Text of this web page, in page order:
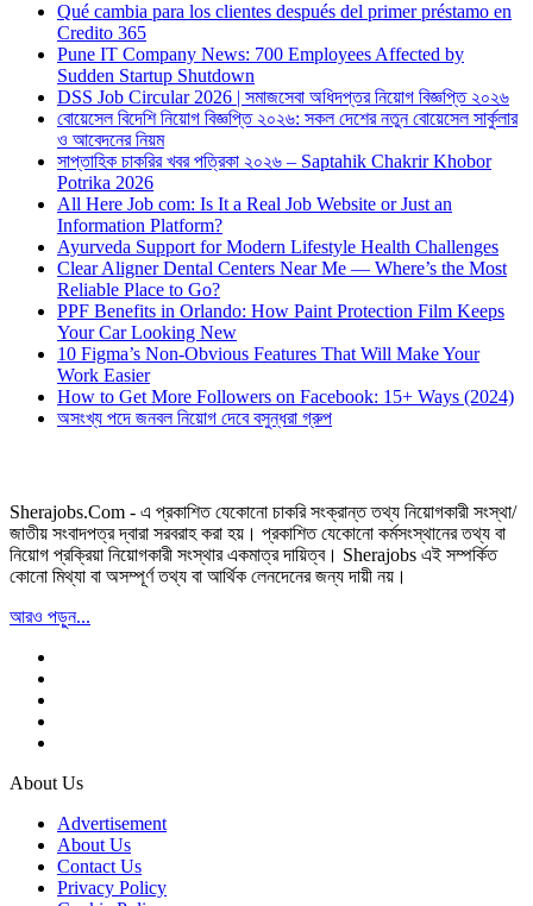
Qué cambia para los clientes después del primer préstamo en
Credito 365
Pune IT Company News: 700 Employees Affected by
Sudden Startup Shutdown
DSS Job Circular 2026 | সমাজসেবা অধিদপ্তর নিয়োগ বিজ্ঞপ্তি ২০২৬
বোয়েসেল বিদেশি নিয়োগ বিজ্ঞপ্তি ২০২৬: সকল দেশের নতুন বোয়েসেল সার্কুলার
ও আবেদনের নিয়ম
সাপ্তাহিক চাকরির খবর পত্রিকা ২০২৬ – Saptahik Chakrir Khobor
Potrika 2026
All Here Job com: Is It a Real Job Website or Just an
Information Platform?
Ayurveda Support for Modern Lifestyle Health Challenges
Clear Aligner Dental Centers Near Me — Where’s the Most
Reliable Place to Go?
PPF Benefits in Orlando: How Paint Protection Film Keeps
Your Car Looking New
10 Figma’s Non-Obvious Features That Will Make Your
Work Easier
How to Get More Followers on Facebook: 15+ Ways (2024)
অসংখ্য পদে জনবল নিয়োগ দেবে বসুন্ধরা গ্রুপ
Sherajobs.Com - এ প্রকাশিত যেকোনো চাকরি সংক্রান্ত তথ্য নিয়োগকারী সংস্থা/
জাতীয় সংবাদপত্র দ্বারা সরবরাহ করা হয়। প্রকাশিত যেকোনো কর্মসংস্থানের তথ্য বা
নিয়োগ প্রক্রিয়া নিয়োগকারী সংস্থার একমাত্র দায়িত্ব। Sherajobs এই সম্পর্কিত
কোনো মিথ্যা বা অসম্পূর্ণ তথ্য বা আর্থিক লেনদেনের জন্য দায়ী নয়।
আরও পড়ুন...
About Us
Advertisement
About Us
Contact Us
Privacy Policy